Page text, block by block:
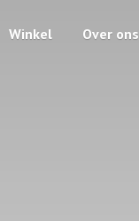
Winkel Over ons